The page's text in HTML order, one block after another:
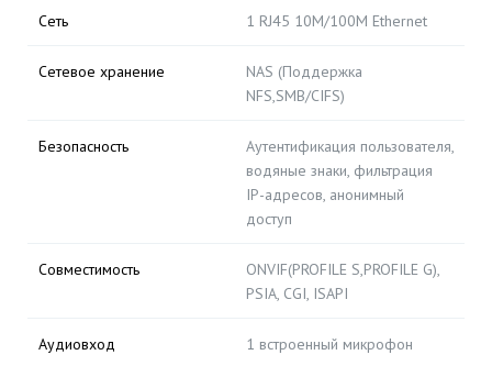
Сеть 1 RJ45 10M/100M Ethernet
Сетевое хранение
NAS (Поддержка
NFS,SMB/CIFS)
Безопасность
Аутентификация пользователя,
водяные знаки, фильтрация
IP-адресов, анонимный
доступ
Совместимость
ONVIF(PROFILE S,PROFILE G),
PSIA, CGI, ISAPI
Аудиовход 1 встроенный микрофон